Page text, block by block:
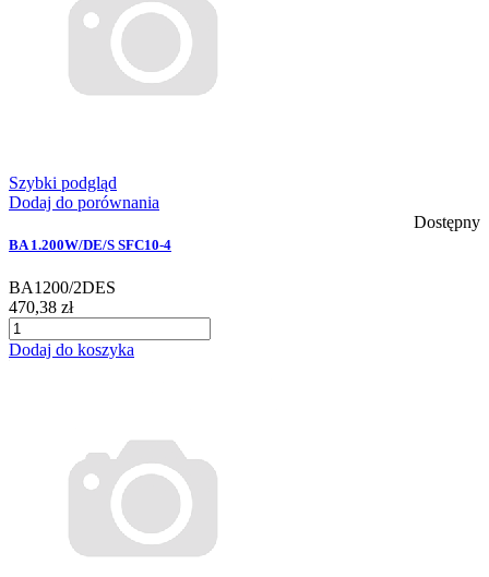
Szybki podgląd
Dodaj do porównania
Dostępny
BA 1.200W/DE/S SFC10-4
BA1200/2DES
470,38 zł
Dodaj do koszyka